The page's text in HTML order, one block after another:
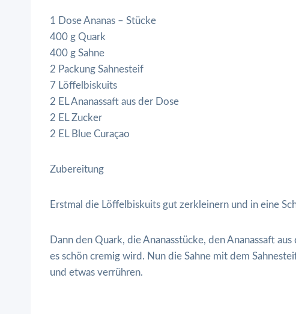
1 Dose Ananas – Stücke
400 g Quark
400 g Sahne
2 Packung Sahnesteif
7 Löffelbiskuits
2 EL Ananassaft aus der Dose
2 EL Zucker
2 EL Blue Curaçao
Zubereitung
Erstmal die Löffelbiskuits gut zerkleinern und in eine
Dann den Quark, die Ananasstücke, den Ananassaft
es schön cremig wird. Nun die Sahne mit dem
und etwas verrühren.